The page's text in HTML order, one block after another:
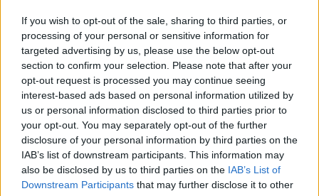
If you wish to opt-out of the sale, sharing to third parties, or
processing of your personal or sensitive information for
targeted advertising by us, please use the below opt-out
section to confirm your selection. Please note that after your
opt-out request is processed you may continue seeing
interest-based ads based on personal information utilized by
us or personal information disclosed to third parties prior to
your opt-out. You may separately opt-out of the further
disclosure of your personal information by third parties on the
IAB’s list of downstream participants. This information may
also be disclosed by us to third parties on the IAB’s List of
Downstream Participants that may further disclose it to other
Lannert Judit: „Rossz üzenete van annak, ha a
pedagógusság ugyanolyan hivatásrendnek számít,
mint a katonaság vagy a rendőrség”
Lannert Judit oktatási miniszter elmondta, hogy átalakítják a
pedagógusképzést, amely részeként kivonják a tanárképzést az
Nemzeti Közszolgálati Egyetemről.